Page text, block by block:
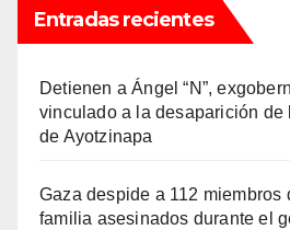
Entradas recientes
Detienen a Ángel “N”,
vinculado a la desaparición de
de Ayotzinapa
Gaza despide a 112 miembros
familia asesinados durante el